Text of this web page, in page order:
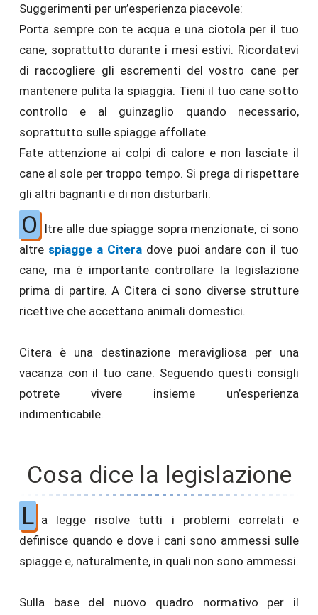
Suggerimenti per un’esperienza piacevole:
Porta sempre con te acqua e una ciotola per il tuo
cane, soprattutto durante i mesi estivi. Ricordatevi
di raccogliere gli escrementi del vostro cane per
mantenere pulita la spiaggia. Tieni il tuo cane sotto
controllo e al guinzaglio quando necessario,
soprattutto sulle spiagge affollate.
Fate attenzione ai colpi di calore e non lasciate il
cane al sole per troppo tempo. Si prega di rispettare
gli altri bagnanti e di non disturbarli.
O
ltre alle due spiagge sopra menzionate, ci sono
altre spiagge a Citera dove puoi andare con il tuo
cane, ma è importante controllare la legislazione
prima di partire. A Citera ci sono diverse strutture
ricettive che accettano animali domestici.
Citera è una destinazione meravigliosa per una
vacanza con il tuo cane. Seguendo questi consigli
potrete vivere insieme un’esperienza
indimenticabile.
Cosa dice la legislazione
L a legge risolve tutti i problemi correlati e
definisce quando e dove i cani sono ammessi sulle
spiagge e, naturalmente, in quali non sono ammessi.
Sulla base del nuovo quadro normativo per il